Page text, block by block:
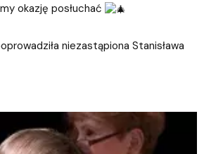
okazję posłuchać
niezastąpiona Stanisława